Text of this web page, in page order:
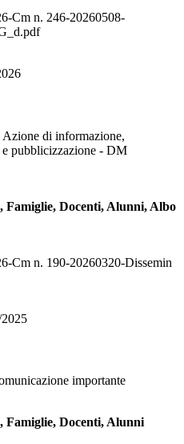
Cm n. 246-20260508-
di informazione,
pubblicizzazione - DM
Famiglie, Docenti, Alunni, Albo
Cm n. 190-20260320-Dissemin
importante
Famiglie, Docenti, Alunni